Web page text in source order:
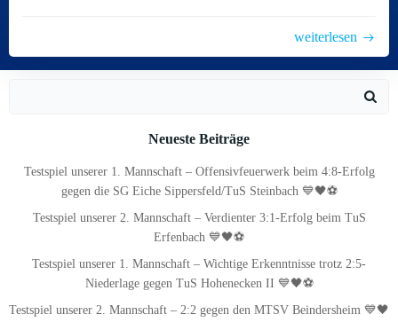
weiterlesen
Neueste Beiträge
Testspiel unserer 1. Mannschaft – Offensivfeuerwerk beim 4:8-Erfolg
gegen die SG Eiche Sippersfeld/TuS Steinbach 💙🖤⚽
Testspiel unserer 2. Mannschaft – Verdienter 3:1-Erfolg beim TuS
Erfenbach 💙🖤⚽
Testspiel unserer 1. Mannschaft – Wichtige Erkenntnisse trotz 2:5-
Niederlage gegen TuS Hohenecken II 💙🖤⚽
Testspiel unserer 2. Mannschaft – 2:2 gegen den MTSV Beindersheim 💙🖤